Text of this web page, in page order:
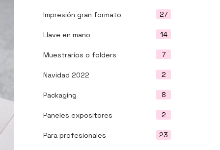
Impresión gran formato 27
Llave en mano 14
Muestrarios o folders 7
Navidad 2022 2
Packaging 8
Paneles expositores 2
Para profesionales 23